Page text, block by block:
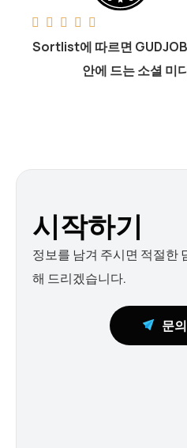
    
Sortlist에 따르면
안에 드는 소셜 미
시작하기
정보를 남겨 주시면 적절한
해 드리겠습니다.
문